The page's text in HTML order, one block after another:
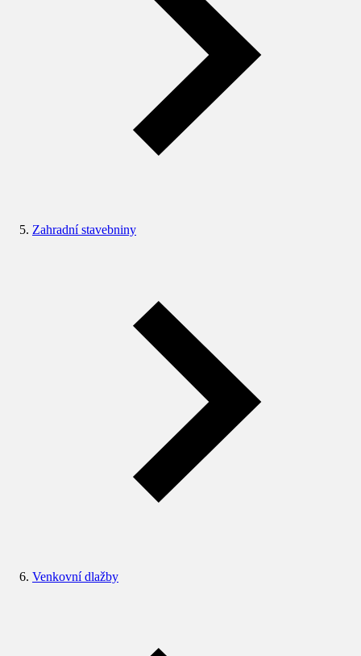
Zahradní stavebniny
Venkovní dlažby